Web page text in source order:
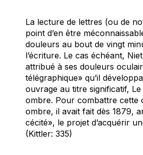
La lecture de lettres (ou de
point d’en être
douleurs au bout de vingt
l’écriture. Le cas échéant,
attribué à ses douleurs
télégraphique» qu’il
ouvrage au titre significatif,
ombre. Pour combattre cette
ombre, il avait fait dès 1879,
cécité», le projet d’acquérir
(Kittler: 335)